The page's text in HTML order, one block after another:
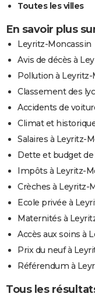
Toutes les villes
En savoir plus
Leyritz-Moncassin
Avis de décès à
Pollution à Leyritz-
Classement des
Accidents de
Climat et
Salaires à Leyritz-
Dette et budget
Impôts à Leyritz-
Crèches à Leyritz-
Ecole privée à
Maternités à
Accès aux soins à
Prix du neuf à
Référendum à
Tous les